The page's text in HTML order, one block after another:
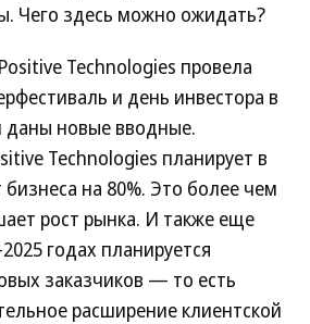
Чего здесь можно ожидать?
Positive Technologies провела
и день инвестора в
даны новые вводные.
Technologies планирует в
бизнеса на 80%. Это более чем
рост рынка. И также еще
годах планируется
заказчиков — то есть
расширение клиентской